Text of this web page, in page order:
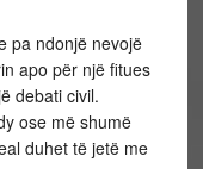
pa ndonjë nevojë
apo për një fitues
debati civil.
ose më shumë
duhet të jetë me